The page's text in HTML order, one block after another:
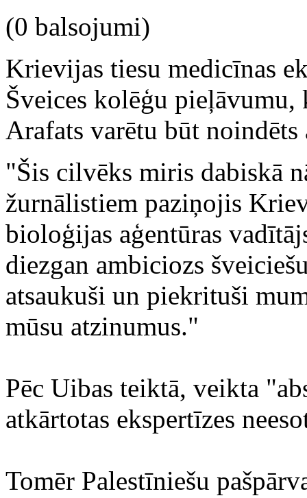
(0 balsojumi)
Krievijas tiesu medicīnas
Šveices kolēģu pieļāvumu,
Arafats varētu būt
"Šis cilvēks miris dabiskā
žurnālistiem paziņojis
bioloģijas aģentūras
diezgan ambiciozs
atsaukuši un piekrituši
mūsu atzinumus."
Pēc Uibas teiktā, veikta
atkārtotas ekspertīzes
Tomēr Palestīniešu